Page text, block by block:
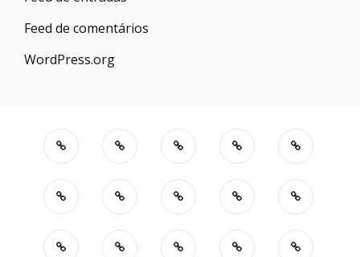
Feed de comentários
WordPress.org